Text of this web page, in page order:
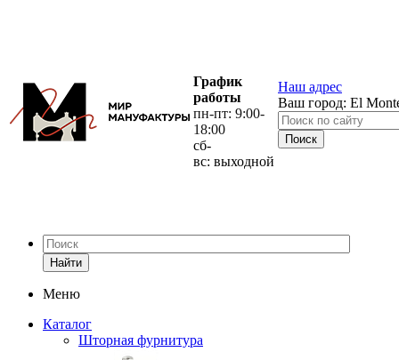
График
работы
пн-пт: 9:00-
18:00
сб-
вс: выходной
Наш адрес
Ваш город: El
Найти
Меню
Каталог
Шторная фурнитура